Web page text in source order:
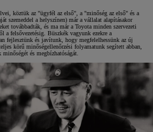
köztük az "ügyfél az első", a "minőség az első" és a
szemeddel a helyszínen) már a vállalat alapításakor
továbbadták, és ma már a Toyota minden szervezeti
a felsővezetésig. Büszkék vagyunk ezekre a
fejlesztünk és javítunk, hogy megfelelhessünk az új
körű minőségellenőrzési folyamatunk segített abban,
és megbízhatóságát.